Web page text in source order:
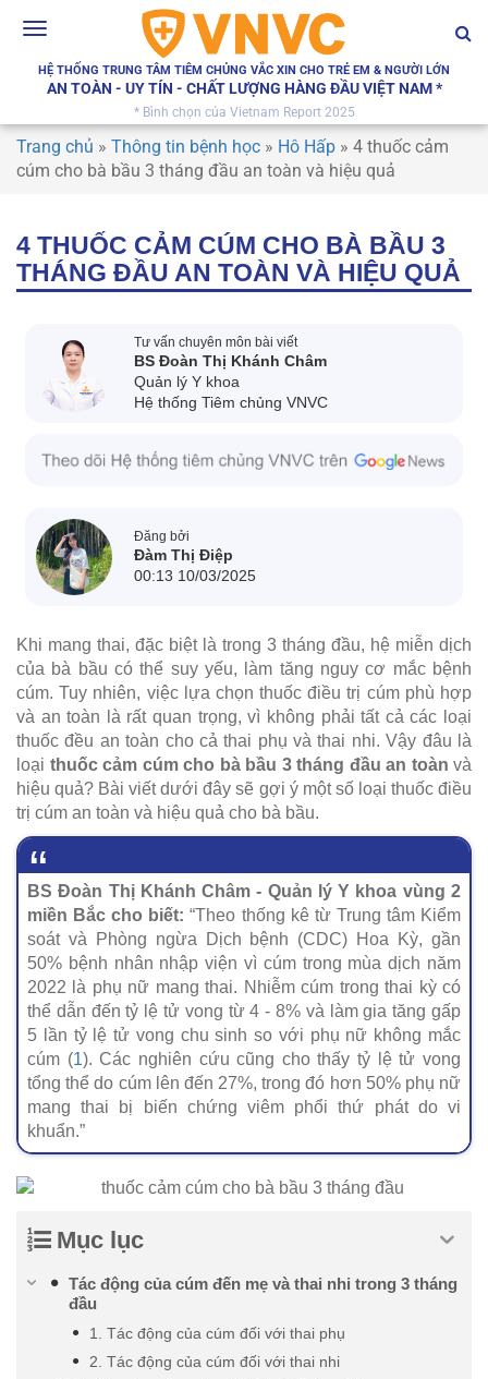
Toggle
HỆ THỐNG TRUNG TÂM TIÊM CHỦNG VẮC XIN CHO TRẺ EM & NGƯỜI LỚN
AN TOÀN - UY TÍN - CHẤT LƯỢNG HÀNG ĐẦU VIỆT NAM *
* Bình chọn của Vietnam Report 2025
Trang chủ » Thông tin bệnh học » Hô Hấp » 4 thuốc cảm
cúm cho bà bầu 3 tháng đầu an toàn và hiệu quả
4 THUỐC CẢM CÚM CHO BÀ BẦU 3
THÁNG ĐẦU AN TOÀN VÀ HIỆU QUẢ
Tư vấn chuyên môn bài viết
BS Đoàn Thị Khánh Châm
Quản lý Y khoa
Hệ thống Tiêm chủng VNVC
Đăng bởi
Đàm Thị Điệp
00:13 10/03/2025
Khi mang thai, đặc biệt là trong 3 tháng đầu, hệ miễn dịch
của bà bầu có thể suy yếu, làm tăng nguy cơ mắc bệnh
cúm. Tuy nhiên, việc lựa chọn thuốc điều trị cúm phù hợp
và an toàn là rất quan trọng, vì không phải tất cả các loại
thuốc đều an toàn cho cả thai phụ và thai nhi. Vậy đâu là
loại thuốc cảm cúm cho bà bầu 3 tháng đầu an toàn và
hiệu quả? Bài viết dưới đây sẽ gợi ý một số loại thuốc điều
trị cúm an toàn và hiệu quả cho bà bầu.
BS Đoàn Thị Khánh Châm - Quản lý Y khoa vùng 2
miền Bắc cho biết: “Theo thống kê từ Trung tâm Kiểm
soát và Phòng ngừa Dịch bệnh (CDC) Hoa Kỳ, gần
50% bệnh nhân nhập viện vì cúm trong mùa dịch năm
2022 là phụ nữ mang thai. Nhiễm cúm trong thai kỳ có
thể dẫn đến tỷ lệ tử vong từ 4 - 8% và làm gia tăng gấp
5 lần tỷ lệ tử vong chu sinh so với phụ nữ không mắc
cúm (1). Các nghiên cứu cũng cho thấy tỷ lệ tử vong
tổng thể do cúm lên đến 27%, trong đó hơn 50% phụ nữ
mang thai bị biến chứng viêm phổi thứ phát do vi
khuẩn.”
Mục lục
Tác động của cúm đến mẹ và thai nhi trong 3 tháng
đầu
1. Tác động của cúm đối với thai phụ
2. Tác động của cúm đối với thai nhi